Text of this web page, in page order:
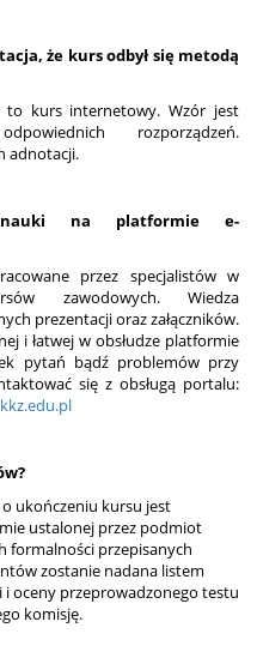
że kurs odbył się metodą
to kurs internetowy. Wzór jest
rozporządzeń.
adnotacji.
na platformie e-
przez specjalistów w
zawodowych. Wiedza
prezentacji oraz załączników.
i łatwej w obsłudze platformie
pytań bądź problemów przy
się z obsługą portalu:
ukończeniu kursu jest
ustalonej przez podmiot
formalności przepisanych
zostanie nadana listem
oceny przeprowadzonego testu
komisję.